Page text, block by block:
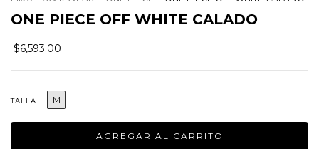
ONE PIECE OFF WHITE CALADO
$6,593.00
TALLA M